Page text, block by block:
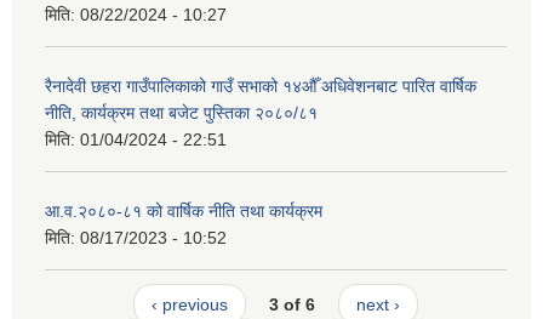
मिति: 08/22/2024 - 10:27
रैनादेवी छहरा गाउँपालिकाको गाउँ सभाको १४औँ अधिवेशनबाट पारित वार्षिक
नीति, कार्यक्रम तथा बजेट पुस्तिका २०८०/८१
मिति: 01/04/2024 - 22:51
आ.व.२०८०-८१ को वार्षिक नीति तथा कार्यक्रम
मिति: 08/17/2023 - 10:52
‹ previous 3 of 6 next ›